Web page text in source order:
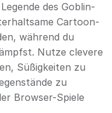
des Goblin-
Cartoon-
während du
Nutze clevere
Süßigkeiten zu
zu
Browser-Spiele